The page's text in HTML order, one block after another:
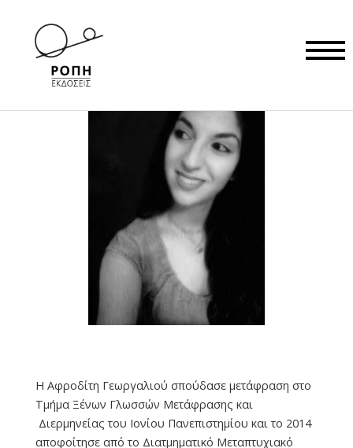
Η Αφροδίτη Γεωργαλιού σπούδασε μετάφραση στο
Τμήμα Ξένων Γλωσσών Μετάφρασης και
Διερμηνείας του Ιονίου Πανεπιστημίου και το 2014
αποφοίτησε από το Διατμηματικό Μεταπτυχιακό